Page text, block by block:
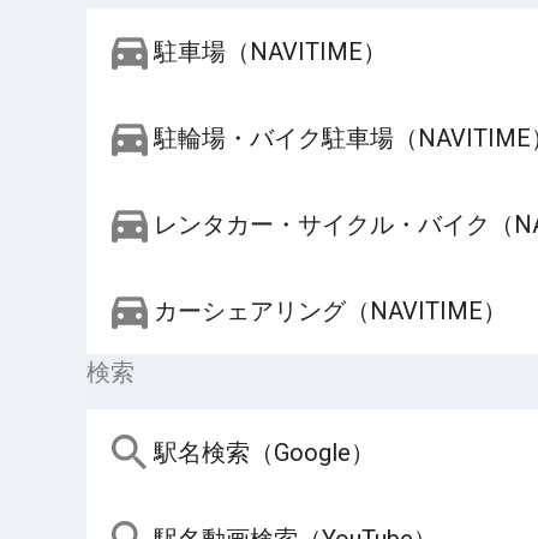
駐車場（NAVITIME）
駐輪場・バイク駐車場（NAVITIME
レンタカー・サイクル・バイク（
カーシェアリング（NAVITIME）
検索
駅名検索（Google）